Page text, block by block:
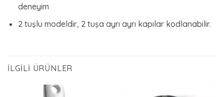
deneyim
2 tuşlu modeldir, 2 tuşa ayrı ayrı kapılar kodlanabilir.
İLGILI ÜRÜNLER